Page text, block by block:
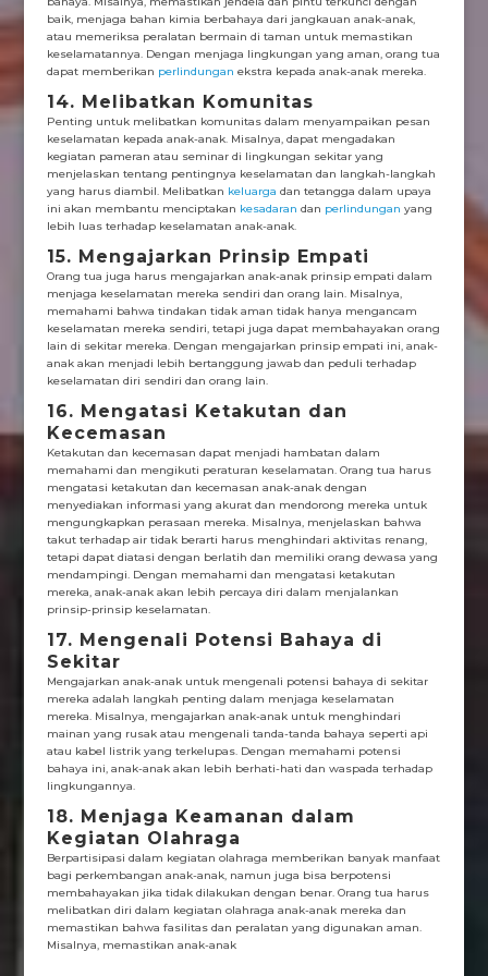
baik, menjaga bahan kimia berbahaya dari jangkauan anak-anak,
atau memeriksa peralatan bermain di taman untuk memastikan
keselamatannya. Dengan menjaga lingkungan yang aman, orang tua
dapat memberikan perlindungan ekstra kepada anak-anak mereka.
14. Melibatkan Komunitas
Penting untuk melibatkan komunitas dalam menyampaikan pesan
keselamatan kepada anak-anak. Misalnya, dapat mengadakan
kegiatan pameran atau seminar di lingkungan sekitar yang
menjelaskan tentang pentingnya keselamatan dan langkah-langkah
yang harus diambil. Melibatkan keluarga dan tetangga dalam upaya
ini akan membantu menciptakan kesadaran dan perlindungan yang
lebih luas terhadap keselamatan anak-anak.
15. Mengajarkan Prinsip Empati
Orang tua juga harus mengajarkan anak-anak prinsip empati dalam
menjaga keselamatan mereka sendiri dan orang lain. Misalnya,
memahami bahwa tindakan tidak aman tidak hanya mengancam
keselamatan mereka sendiri, tetapi juga dapat membahayakan orang
lain di sekitar mereka. Dengan mengajarkan prinsip empati ini, anak-
anak akan menjadi lebih bertanggung jawab dan peduli terhadap
keselamatan diri sendiri dan orang lain.
16. Mengatasi Ketakutan dan
Kecemasan
Ketakutan dan kecemasan dapat menjadi hambatan dalam
memahami dan mengikuti peraturan keselamatan. Orang tua harus
mengatasi ketakutan dan kecemasan anak-anak dengan
menyediakan informasi yang akurat dan mendorong mereka untuk
mengungkapkan perasaan mereka. Misalnya, menjelaskan bahwa
takut terhadap air tidak berarti harus menghindari aktivitas renang,
tetapi dapat diatasi dengan berlatih dan memiliki orang dewasa yang
mendampingi. Dengan memahami dan mengatasi ketakutan
mereka, anak-anak akan lebih percaya diri dalam menjalankan
prinsip-prinsip keselamatan.
17. Mengenali Potensi Bahaya di
Sekitar
Mengajarkan anak-anak untuk mengenali potensi bahaya di sekitar
mereka adalah langkah penting dalam menjaga keselamatan
mereka. Misalnya, mengajarkan anak-anak untuk menghindari
mainan yang rusak atau mengenali tanda-tanda bahaya seperti api
atau kabel listrik yang terkelupas. Dengan memahami potensi
bahaya ini, anak-anak akan lebih berhati-hati dan waspada terhadap
lingkungannya.
18. Menjaga Keamanan dalam
Kegiatan Olahraga
Berpartisipasi dalam kegiatan olahraga memberikan banyak manfaat
bagi perkembangan anak-anak, namun juga bisa berpotensi
membahayakan jika tidak dilakukan dengan benar. Orang tua harus
melibatkan diri dalam kegiatan olahraga anak-anak mereka dan
memastikan bahwa fasilitas dan peralatan yang digunakan aman.
Misalnya, memastikan anak-anak